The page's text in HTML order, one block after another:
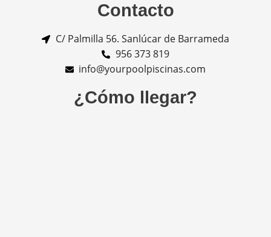
Contacto
C/ Palmilla 56. Sanlúcar de Barrameda
956 373 819
info@yourpoolpiscinas.com
¿Cómo llegar?